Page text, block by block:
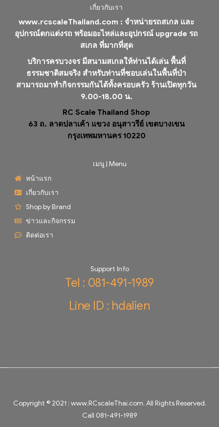
เกี่ยวกับเรา
www.rcscaleThailand.com : จำหน่ายรถสเกล และ
อุปกรณ์ตกแต่งรถ พร้อมอะไหล่และอุปกรณ์ upgrade รถ
สเกล ที่มากที่สุด
บริการครบวงจร มีสนามสเกลให้ท่านได้เล่น พื้นที่
ธรรมชาติสมจริง สำหรับท่านที่ชอบเล่นในพื้นที่ป่า
สามารถมาทำกิจกรรมกันได้ทั้งครอบครัว ร้านเปิดทุกวัน
9.00-18.00 น.
RC Scale Thailand Shop
63 ถ. ลาดปลาเค้า แขวง อนุสาวรีย์ เขตบางเขน
กรุงเทพมหานคร 10220
เมนู | Menu
หน้าแรก
เกี่ยวกับเรา
Shop by Brand
ข่าวและกิจกรรม
ติดต่อเรา
Support Info
Tel : 081-491-1989
Line ID : hdalien
Copyright © 2021 : www.RCscaleThai.com. All Rights Reserved.
Call 081-491-1989